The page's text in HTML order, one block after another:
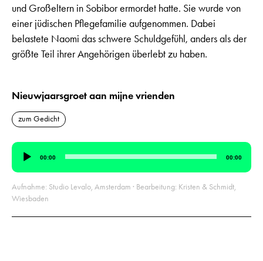
und Großeltern in Sobibor ermordet hatte. Sie wurde von
einer jüdischen Pflegefamilie aufgenommen. Dabei
belastete Naomi das schwere Schuldgefühl, anders als der
größte Teil ihrer Angehörigen überlebt zu haben.
Nieuwjaarsgroet aan mijne vrienden
zum Gedicht
Audio-
Player
00:00 00:00
Aufnahme: Studio Levalo, Amsterdam · Bearbeitung: Kristen & Schmidt,
Wiesbaden